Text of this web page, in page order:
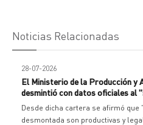
Noticias Relacionadas
28-07-2026
El Ministerio de la Producción y
desmintió con datos oficiales al
Desde dicha cartera se afirmó que
desmontada son productivas y